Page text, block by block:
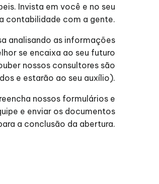
Invista em você e no seu
contabilidade com a gente.
analisando as informações
se encaixa ao seu futuro
nossos consultores são
e estarão ao seu auxílio).
nossos formulários e
e enviar os documentos
a conclusão da abertura.